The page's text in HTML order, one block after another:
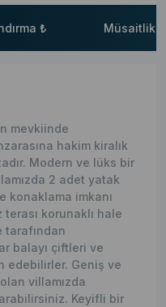
₺ Müsaitlik
mevkiinde
hakim kiralık
Modern ve lüks bir
2 adet yatak
konaklama imkanı
korunaklı hale
tarafından
balayı çiftleri ve
edebilirler. Geniş ve
villamızda
Keyifli bir